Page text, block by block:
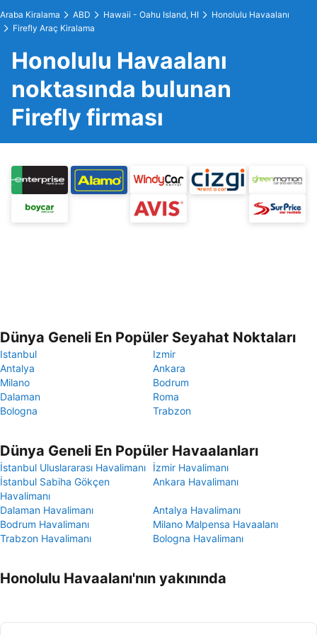
Araba Kiralama ABD Hawaii - Oahu Island, HI
Honolulu Havaalanı
Firefly Araç Kiralama
Honolulu Havaalanı
noktasında bulunan
Firefly firması
Dünya Geneli En Popüler Seyahat Noktaları
Istanbul
Izmir
Antalya
Ankara
Milano
Bodrum
Dalaman
Roma
Bologna
Trabzon
Dünya Geneli En Popüler Havaalanları
İstanbul Uluslararası Havalimanı
İzmir Havalimanı
İstanbul Sabiha Gökçen
Havalimanı
Ankara Havalimanı
Dalaman Havalimanı
Antalya Havalimanı
Bodrum Havalimanı
Milano Malpensa Havaalanı
Trabzon Havalimanı
Bologna Havalimanı
Honolulu Havaalanı'nın yakınında